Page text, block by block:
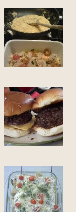
Vislasagne met
SITES & BLOGS
atatenwijvandaag
ah